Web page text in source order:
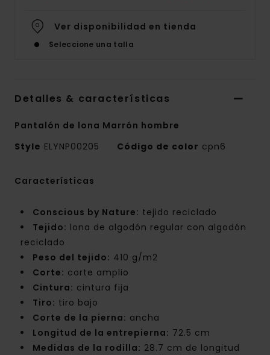
Ver disponibilidad en tienda
Seleccione una talla
Detalles & características
Pantalón de lona Marrón hombre
Style ELYNP00205 Código de color cpn6
Características
Conscious by Nature: tejido reciclado
Tejido: lona de algodón regular con algodón
reciclado
Peso del tejido: 410 g/m2
Corte: corte amplio
Cintura: cintura fija
Tiro: tiro bajo
Corte de la pierna: ancha
Longitud de la entrepierna: 72.5 cm
Medidas de la rodilla: 28.7 cm de longitud